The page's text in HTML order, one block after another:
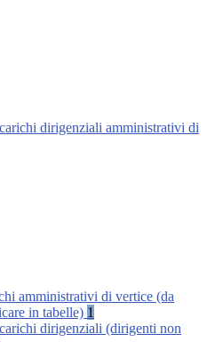
dirigenziali amministrativi di
amministrativi di vertice (da
in tabelle) 1
dirigenziali (dirigenti non